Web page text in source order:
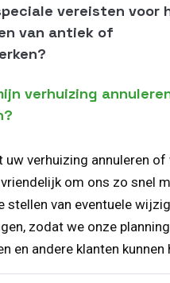
vereisten voor
van antiek of
verhuizing
uw verhuizing annuleren
om ons zo snel
stellen van eventuele
zodat we onze
en andere klanten kunnen